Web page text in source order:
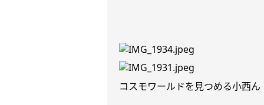
コスモワールドを見つめる小西ん